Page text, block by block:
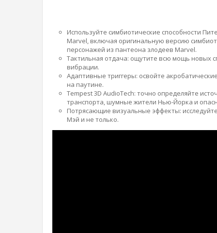
Используйте симбиотические способности
Marvel, включая оригинальную версию
персонажей из пантеона злодеев Marvel.
Тактильная отдача: ощутите всю мощь новых
вибрации.
Адаптивные триггеры: освойте
на паутине.
Tempest 3D AudioTech: точно определяйте
транспорта, шумные жители Нью-Йорка и
Потрясающие визуальные эффекты:
Мэй и не только.